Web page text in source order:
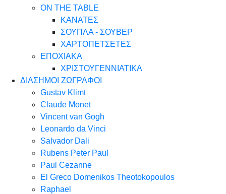
ON THE TABLE
ΚΑΝΑΤΕΣ
ΣΟΥΠΛΑ - ΣΟΥΒΕΡ
ΧΑΡΤΟΠΕΤΣΕΤΕΣ
ΕΠΟΧΙΑΚΑ
ΧΡΙΣΤΟΥΓΕΝΝΙΑΤΙΚΑ
ΔΙΑΣΗΜΟΙ ΖΩΓΡΑΦΟΙ
Gustav Klimt
Claude Monet
Vincent van Gogh
Leonardo da Vinci
Salvador Dali
Rubens Peter Paul
Paul Cezanne
El Greco Domenikos Theotokopoulos
Raphael